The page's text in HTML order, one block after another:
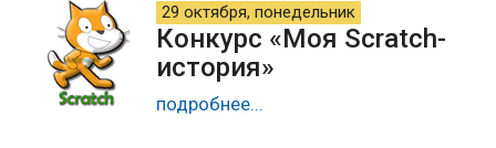
29 октября, понедельник
Конкурс «Моя Scratch-
история»
подробнее...